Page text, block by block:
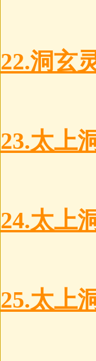
22.洞玄
23.太上
24.太上
25.太上